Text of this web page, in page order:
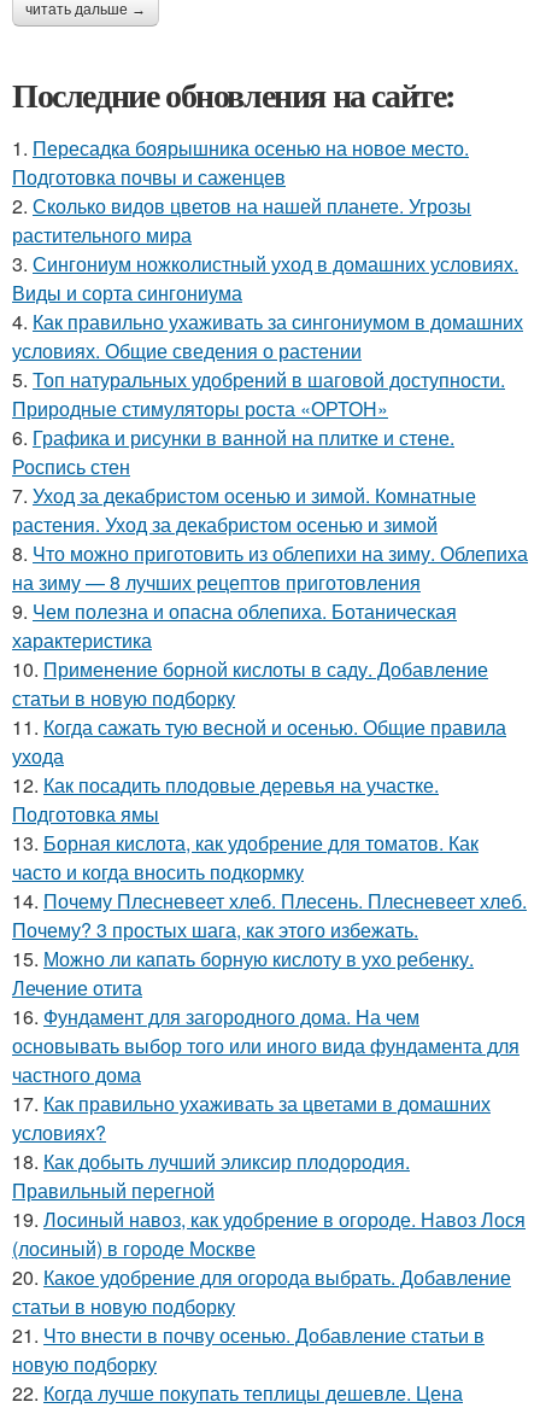
читать дальше →
Последние обновления на сайте:
1. Пересадка боярышника осенью на новое место.
Подготовка почвы и саженцев
2. Сколько видов цветов на нашей планете. Угрозы
растительного мира
3. Сингониум ножколистный уход в домашних условиях.
Виды и сорта сингониума
4. Как правильно ухаживать за сингониумом в домашних
условиях. Общие сведения о растении
5. Топ натуральных удобрений в шаговой доступности.
Природные стимуляторы роста «ОРТОН»
6. Графика и рисунки в ванной на плитке и стене.
Роспись стен
7. Уход за декабристом осенью и зимой. Комнатные
растения. Уход за декабристом осенью и зимой
8. Что можно приготовить из облепихи на зиму. Облепиха
на зиму — 8 лучших рецептов приготовления
9. Чем полезна и опасна облепиха. Ботаническая
характеристика
10. Применение борной кислоты в саду. Добавление
статьи в новую подборку
11. Когда сажать тую весной и осенью. Общие правила
ухода
12. Как посадить плодовые деревья на участке.
Подготовка ямы
13. Борная кислота, как удобрение для томатов. Как
часто и когда вносить подкормку
14. Почему Плесневеет хлеб. Плесень. Плесневеет хлеб.
Почему? 3 простых шага, как этого избежать.
15. Можно ли капать борную кислоту в ухо ребенку.
Лечение отита
16. Фундамент для загородного дома. На чем
основывать выбор того или иного вида фундамента для
частного дома
17. Как правильно ухаживать за цветами в домашних
условиях?
18. Как добыть лучший эликсир плодородия.
Правильный перегной
19. Лосиный навоз, как удобрение в огороде. Навоз Лося
(лосиный) в городе Москве
20. Какое удобрение для огорода выбрать. Добавление
статьи в новую подборку
21. Что внести в почву осенью. Добавление статьи в
новую подборку
22. Когда лучше покупать теплицы дешевле. Цена